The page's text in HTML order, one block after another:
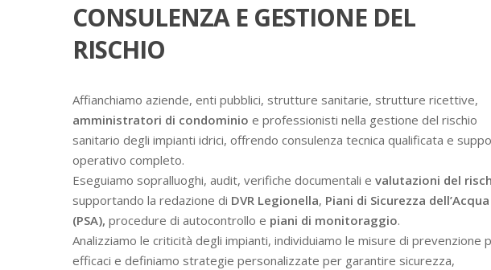
CONSULENZA E GESTIONE DEL
RISCHIO
Affianchiamo aziende, enti pubblici, strutture sanitarie, strutture ricettive,
amministratori di condominio e professionisti nella gestione del rischio
sanitario degli impianti idrici, offrendo consulenza tecnica qualificata e
operativo completo.
Eseguiamo sopralluoghi, audit, verifiche documentali evalutazioni del
supportando la redazione di DVR Legionella, Piani di Sicurezza dell’Acqua
(PSA), procedure di autocontrollo e piani di monitoraggio.
Analizziamo le criticità degli impianti, individuiamo le misure di prevenzione
efficaci e definiamo strategie personalizzate per garantire sicurezza,